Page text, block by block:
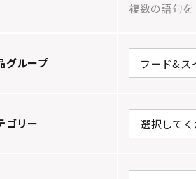
複数の語句
グループ
ゴリー